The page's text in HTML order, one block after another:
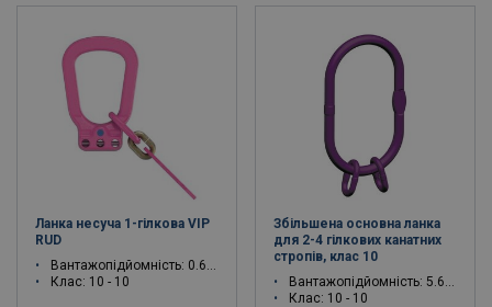
Ланка несуча 1-гілкова VIP
RUD
Вантажопідйомність: 0.63 - 20 тон
Клас: 10 - 10
Збільшена основна ланка
для 2-4 гілкових канатних
стропів, клас 10
Вантажопідйомність: 5.6 - 21.2 тон
Клас: 10 - 10